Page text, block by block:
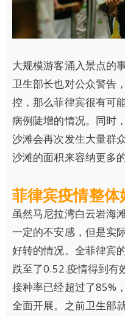
大规模游客涌入景点的
卫生部长也对公众警告
控，那么菲律宾很有可
病例陡增的情况。同时
沙滩会再次发生大量群
沙滩的面积来容纳更多的
菲律宾疫情整体
虽然马尼拉湾白云岩海
一定的不安感，但是实
好转的情况。全菲律宾
跌至了0.52.疫情得到有
接种率已经超过了85%
全面开展。之前卫生部